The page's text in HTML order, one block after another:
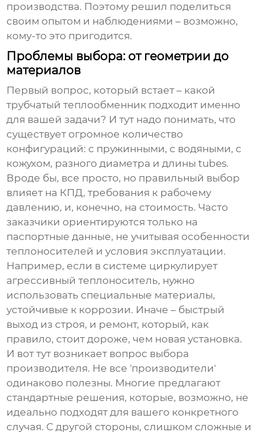
производства. Поэтому решил поделиться
своим опытом и наблюдениями – возможно,
кому-то это пригодится.
Проблемы выбора: от геометрии до
материалов
Первый вопрос, который встает – какой
трубчатый теплообменник подходит именно
для вашей задачи? И тут надо понимать, что
существует огромное количество
конфигураций: с пружинными, с водяными, с
кожухом, разного диаметра и длины tubes.
Вроде бы, все просто, но правильный выбор
влияет на КПД, требования к рабочему
давлению, и, конечно, на стоимость. Часто
заказчики ориентируются только на
паспортные данные, не учитывая особенности
теплоносителей и условия эксплуатации.
Например, если в системе циркулирует
агрессивный теплоноситель, нужно
использовать специальные материалы,
устойчивые к коррозии. Иначе – быстрый
выход из строя, и ремонт, который, как
правило, стоит дороже, чем новая установка.
И вот тут возникает вопрос выбора
производителя. Не все 'производители'
одинаково полезны. Многие предлагают
стандартные решения, которые, возможно, не
идеально подходят для вашего конкретного
случая. С другой стороны, слишком сложные и